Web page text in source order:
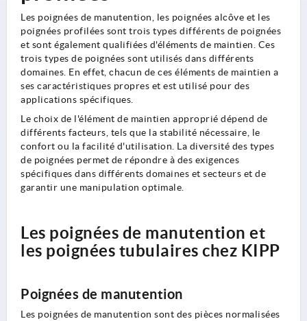
Les poignées de manutention, les poignées alcôve et les
poignées profilées sont trois types différents de poignées
et sont également qualifiées d'éléments de maintien. Ces
trois types de poignées sont utilisés dans différents
domaines. En effet, chacun de ces éléments de maintien a
ses caractéristiques propres et est utilisé pour des
applications spécifiques.
Le choix de l'élément de maintien approprié dépend de
différents facteurs, tels que la stabilité nécessaire, le
confort ou la facilité d'utilisation. La diversité des types
de poignées permet de répondre à des exigences
spécifiques dans différents domaines et secteurs et de
garantir une manipulation optimale.
Les poignées de manutention et
les poignées tubulaires chez KIPP
Poignées de manutention
Les poignées de manutention sont des pièces normalisées